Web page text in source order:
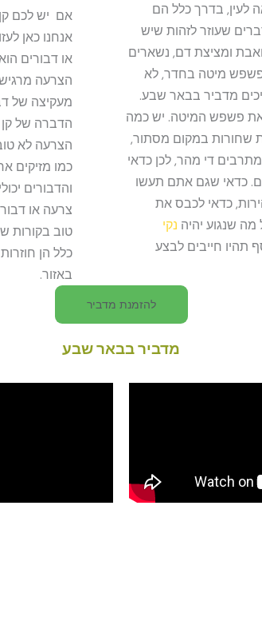
לעין, בדרך כלל הם
שעוזר לזהות שיש
ומציצת דם, נשארים
פשפש מיטה בחדר, לא
מדביר בבאר שבע.
פשפש המיטה. יש כמה
שחורות במקום מסתור,
די מהר, לכן כדאי
כדאי שגם אתם תעשו
כדאי לכבס את
נקי
תהיו חייבים לבצע
אם יש לכם
אנחנו כאן
או דבורים
הצרעה
מעקיצה של
הדברה של
הצרעה לא
כמו מזיקים
והדבורים
צרעה או
טוב בקורות
כלל הן
באזור.
להזמנת מדביר
מדביר בבאר שבע